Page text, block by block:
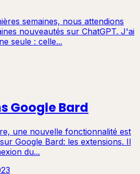
semaines, nous attendions
nouveautés sur ChatGPT. J'ai
seule : celle...
Google Bard
une nouvelle fonctionnalité est
Google Bard: les extensions. Il
du...